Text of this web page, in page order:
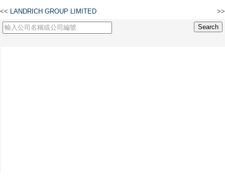
<< LANDRICH GROUP LIMITED >>